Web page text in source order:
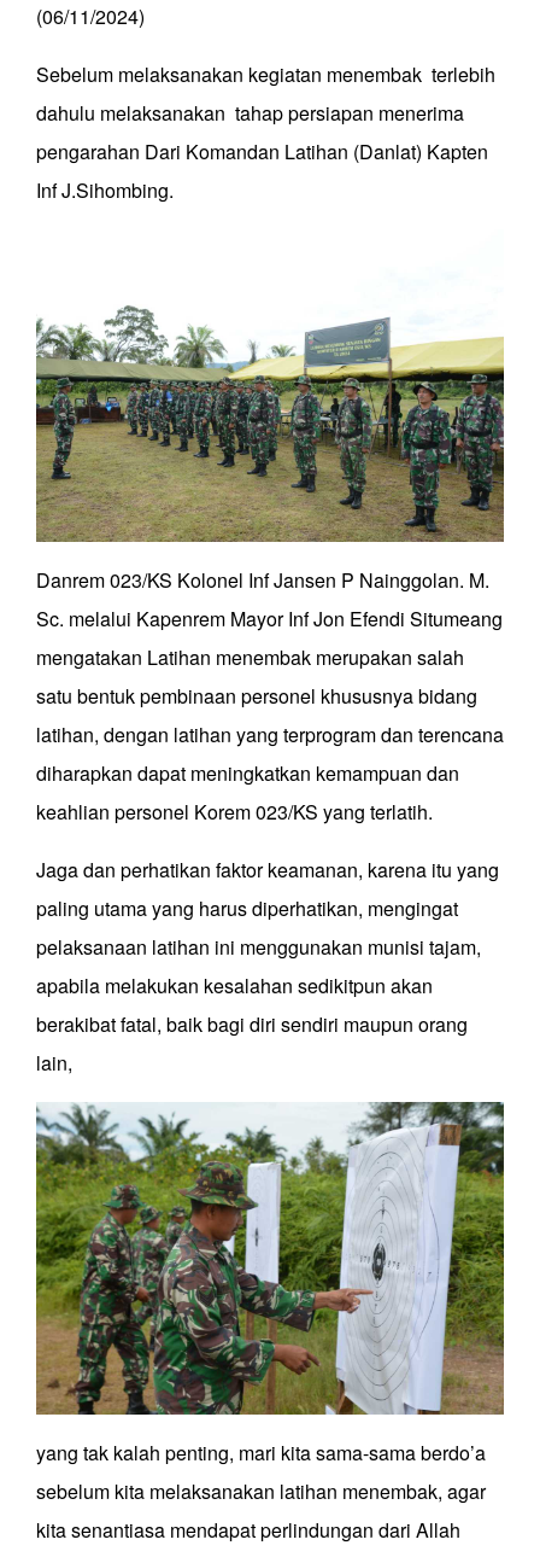
(06/11/2024)
Sebelum melaksanakan kegiatan menembak terlebih
dahulu melaksanakan tahap persiapan menerima
pengarahan Dari Komandan Latihan (Danlat) Kapten
Inf J.Sihombing.
Danrem 023/KS Kolonel Inf Jansen P Nainggolan. M.
Sc. melalui Kapenrem Mayor Inf Jon Efendi Situmeang
mengatakan Latihan menembak merupakan salah
satu bentuk pembinaan personel khususnya bidang
latihan, dengan latihan yang terprogram dan terencana
diharapkan dapat meningkatkan kemampuan dan
keahlian personel Korem 023/KS yang terlatih.
Jaga dan perhatikan faktor keamanan, karena itu yang
paling utama yang harus diperhatikan, mengingat
pelaksanaan latihan ini menggunakan munisi tajam,
apabila melakukan kesalahan sedikitpun akan
berakibat fatal, baik bagi diri sendiri maupun orang
lain,
yang tak kalah penting, mari kita sama-sama berdo’a
sebelum kita melaksanakan latihan menembak, agar
kita senantiasa mendapat perlindungan dari Allah